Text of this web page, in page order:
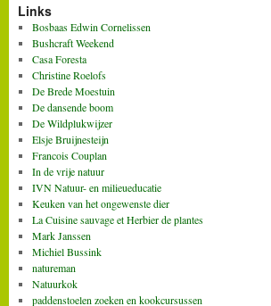
Links
Bosbaas Edwin Cornelissen
Bushcraft Weekend
Casa Foresta
Christine Roelofs
De Brede Moestuin
De dansende boom
De Wildplukwijzer
Elsje Bruijnesteijn
Francois Couplan
In de vrije natuur
IVN Natuur- en milieueducatie
Keuken van het ongewenste dier
La Cuisine sauvage et Herbier de plantes
Mark Janssen
Michiel Bussink
natureman
Natuurkok
paddenstoelen zoeken en kookcursussen